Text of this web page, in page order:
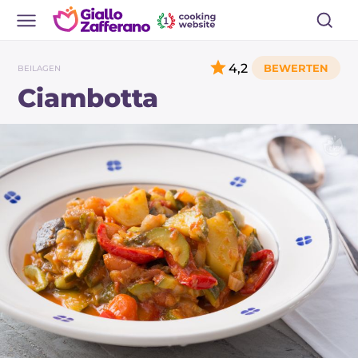
BEILAGEN
Ciambotta
4,2